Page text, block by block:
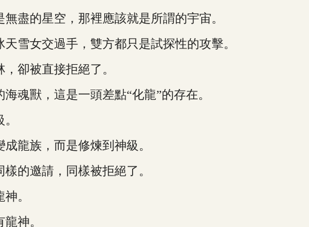
的星空，那裡應該就是所謂的宇宙。
女交過手，雙方都只是試探性的攻擊。
卻被直接拒絕了。
獸，這是一頭差點“化龍”的存在。
龍族，而是修煉到神級。
的邀請，同樣被拒絕了。
。
神。